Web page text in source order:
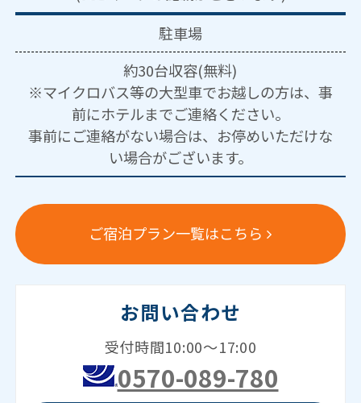
駐車場
約30台収容(無料)
※マイクロバス等の大型車でお越しの方は、事
前にホテルまでご連絡ください。
事前にご連絡がない場合は、お停めいただけな
い場合がございます。
ご宿泊プラン一覧はこちら
お問い合わせ
受付時間10:00～17:00
0570-089-780